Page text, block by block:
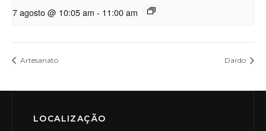
7 agosto @ 10:05 am - 11:00 am
Artesanato Dardo
LOCALIZAÇÃO